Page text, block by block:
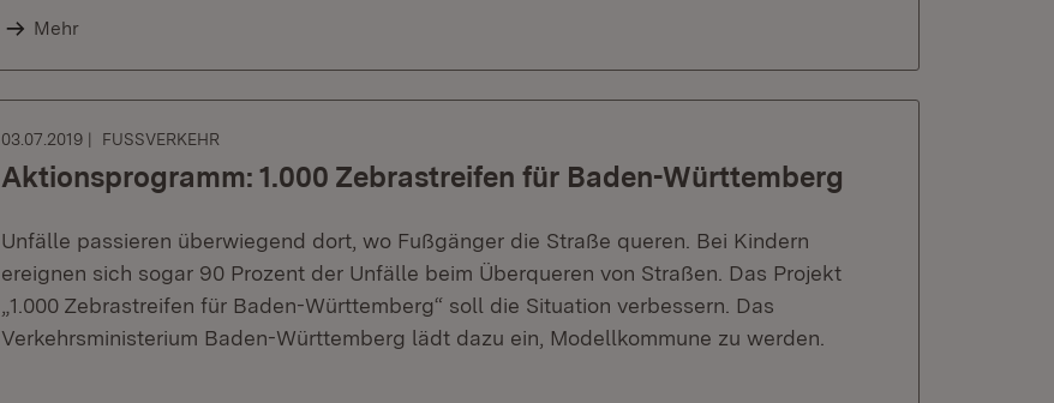
Mehr
03.07.2019 FUSSVERKEHR
Aktionsprogramm: 1.000 Zebrastreifen für Baden-Württemberg
Unfälle passieren überwiegend dort, wo Fußgänger die Straße queren. Bei Kindern
ereignen sich sogar 90 Prozent der Unfälle beim Überqueren von Straßen. Das Projekt
„1.000 Zebrastreifen für Baden-Württemberg“ soll die Situation verbessern. Das
Verkehrsministerium Baden-Württemberg lädt dazu ein, Modellkommune zu werden.